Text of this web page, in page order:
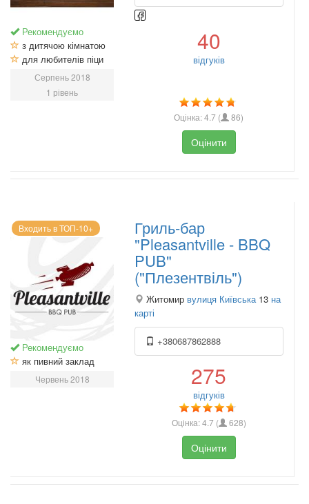
Рекомендуємо
з дитячою кімнатою
для любителів піци
Серпень 2018
1 рівень
40
відгуків
Оцінка:4.7 ( 86)
Оцінити
Входить в ТОП-10+
Рекомендуємо
як пивний заклад
Червень 2018
Гриль-бар
"Pleasantville - BBQ
PUB"
("Плезентвіль")
Житомир вулиця Київська 13 на
карті
+380687862888
275
відгуків
Оцінка:4.7 ( 628)
Оцінити